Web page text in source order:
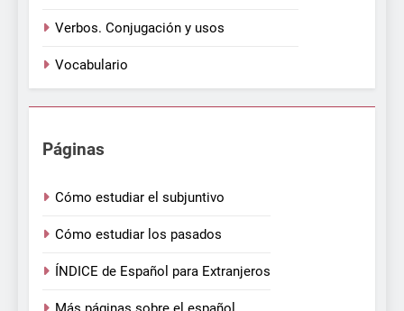
Verbos. Conjugación y usos
Vocabulario
Páginas
Cómo estudiar el subjuntivo
Cómo estudiar los pasados
ÍNDICE de Español para Extranjeros